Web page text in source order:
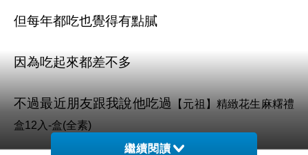
但每年都吃也覺得有點膩
因為吃起來都差不多
不過最近朋友跟我說他吃過
【元祖】精緻花生麻糬禮
盒12入-盒(全素)
繼續閱讀